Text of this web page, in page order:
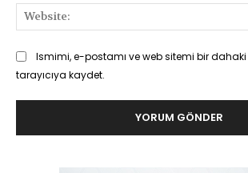
Ismimi, e-postamı ve web sitemi bir dahaki
tarayıcıya kaydet.